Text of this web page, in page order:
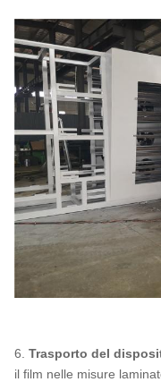
6. Trasporto del
il film nelle misure